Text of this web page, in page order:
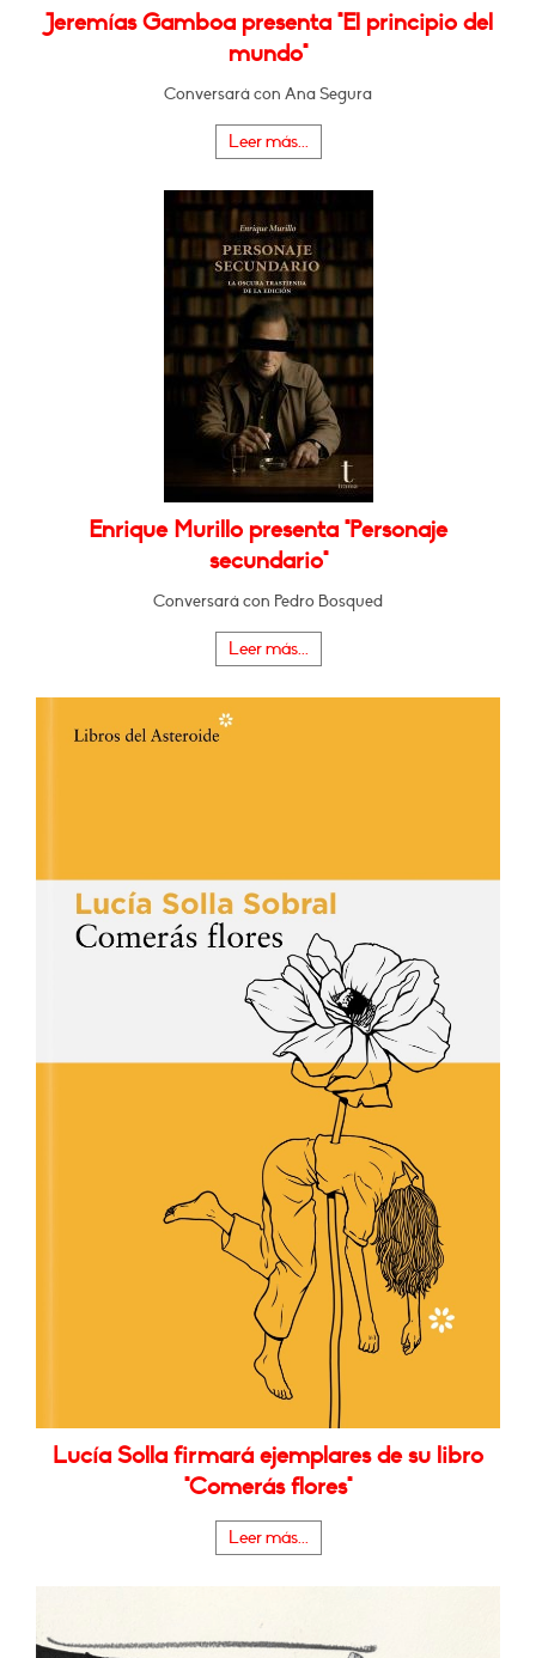
Jeremías Gamboa presenta "El principio del
mundo"
Conversará con Ana Segura
Leer más...
Enrique Murillo presenta "Personaje
secundario"
Conversará con Pedro Bosqued
Leer más...
Lucía Solla firmará ejemplares de su libro
"Comerás flores"
Leer más...